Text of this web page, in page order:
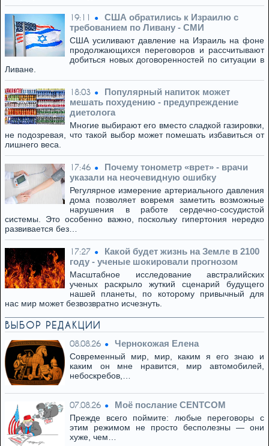
19:11
США обратились к Израилю с
требованием по Ливану - СМИ
США усиливают давление на Израиль на фоне
продолжающихся переговоров и рассчитывают
добиться новых договоренностей по ситуации в
Ливане.
18:03
Популярный напиток может
мешать похудению - предупреждение
диетолога
Многие выбирают его вместо сладкой газировки,
не подозревая, что такой выбор может помешать избавиться от
лишнего веса.
17:46
Почему тонометр «врет» - врачи
указали на неочевидную ошибку
Регулярное измерение артериального давления
дома позволяет вовремя заметить возможные
нарушения в работе сердечно-сосудистой
системы. Это особенно важно, поскольку гипертония нередко
развивается без…
17:27
Какой будет жизнь на Земле в 2100
году - ученые шокировали прогнозом
Масштабное исследование австралийских
ученых раскрыло жуткий сценарий будущего
нашей планеты, по которому привычный для
нас мир может безвозвратно исчезнуть.
ВЫБОР РЕДАКЦИИ
08.08.26 Чернокожая Елена
Современный мир, мир, каким я его знаю и
каким он мне нравится, мир автомобилей,
небоскребов,…
07.08.26 Моё послание CENTCOM
Прежде всего поймите: любые переговоры с
этим режимом не просто бесполезны — они
хуже, чем…